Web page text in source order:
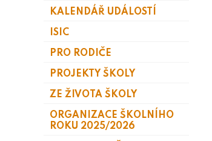
KALENDÁŘ UDÁLOSTÍ
ISIC
PRO RODIČE
PROJEKTY ŠKOLY
ZE ŽIVOTA ŠKOLY
ORGANIZACE ŠKOLNÍHO
ROKU 2025/2026